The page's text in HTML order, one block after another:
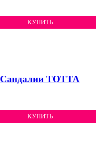
КУПИТЬ
Сандалии ТОТТА
КУПИТЬ